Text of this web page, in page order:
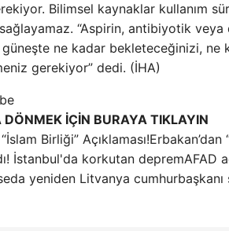
Bilimsel kaynaklar kullanım
“Aspirin, antibiyotik
ne kadar bekleteceğinizi,
gerekiyor” dedi. (İHA)
İÇİN BURAYA TIKLAYIN
Erbakan’dan
AFAD